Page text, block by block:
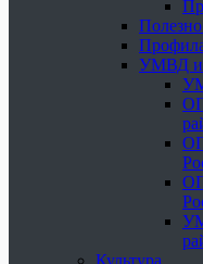
Полезно
УМВД
Культура